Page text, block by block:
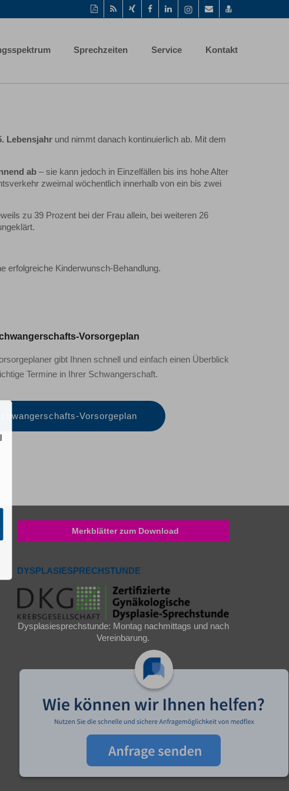
Diese
Seite
drucken
RSS-
Feed
Auf
Xing
Auf
Facebook
Auf
LinkedIn
Instagram-
Seite
Per
Mail
vCard
speichern
Sprechzeiten Service Kontakt
Lebensjahr und nimmt danach kontinuierlich ab. Mit dem
ab – sie kann jedoch in Einzelfällen bis ins hohe Alter
zweimal wöchentlich innerhalb von ein bis zwei
zu 39 Prozent bei der Frau allein, bei weiteren 26
erfolgreiche Kinderwunsch-Behandlung.
Vorsorgeplan
gibt Ihnen schnell und einfach einen Überblick
Termine in Ihrer Schwangerschaft.
Vorsorgeplan
Merkblätter zum Download
DYSPLASIESPRECHSTUNDE
Dysplasiesprechstunde: Montag nachmittags und nach
Vereinbarung.